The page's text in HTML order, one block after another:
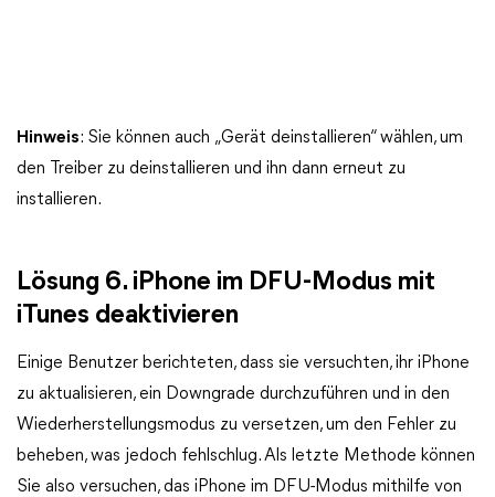
Hinweis: Sie können auch „Gerät deinstallieren“ wählen, um
den Treiber zu deinstallieren und ihn dann erneut zu
installieren.
Lösung 6. iPhone im DFU-Modus mit
iTunes deaktivieren
Einige Benutzer berichteten, dass sie versuchten, ihr iPhone
zu aktualisieren, ein Downgrade durchzuführen und in den
Wiederherstellungsmodus zu versetzen, um den Fehler zu
beheben, was jedoch fehlschlug. Als letzte Methode können
Sie also versuchen, das iPhone im DFU-Modus mithilfe von